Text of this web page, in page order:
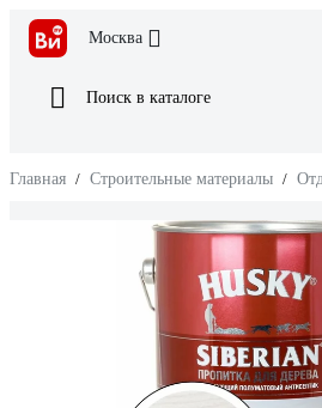
Москва
Поиск в каталоге
Главная / Строительные материалы /